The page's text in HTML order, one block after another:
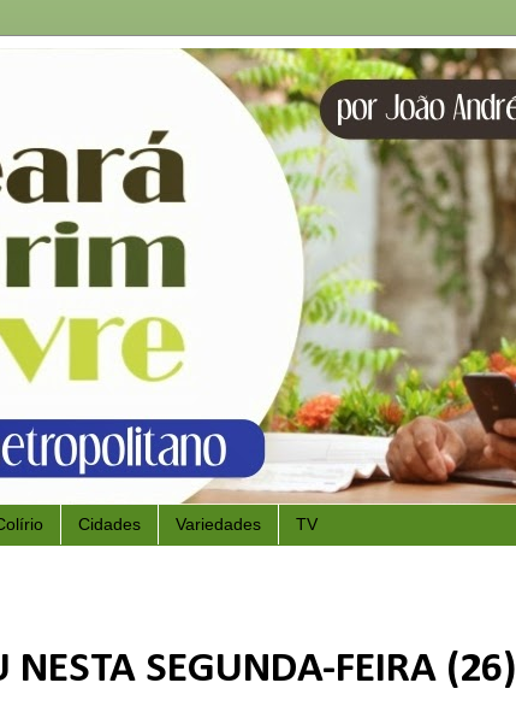
Cidades Variedades TV
NESTA SEGUNDA-FEIRA (26)